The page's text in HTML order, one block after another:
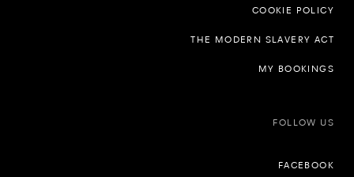
COOKIE POLICY
THE MODERN SLAVERY ACT
MY BOOKINGS
FOLLOW US
FACEBOOK